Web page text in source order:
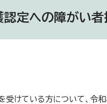
認定への障がい
受けている方について、令和